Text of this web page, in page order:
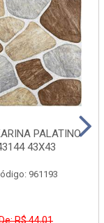
PALATINO
43X43
961193
R$ 44,01